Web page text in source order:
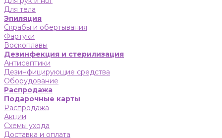
Для тела
Эпиляция
Скрабы и обертывания
Фартуки
Воскоплавы
Дезинфекция и стерилизация
Антисептики
Дезинфицирующие средства
Оборудование
Распродажа
Подарочные карты
Распродажа
Акции
Схемы ухода
Доставка и оплата